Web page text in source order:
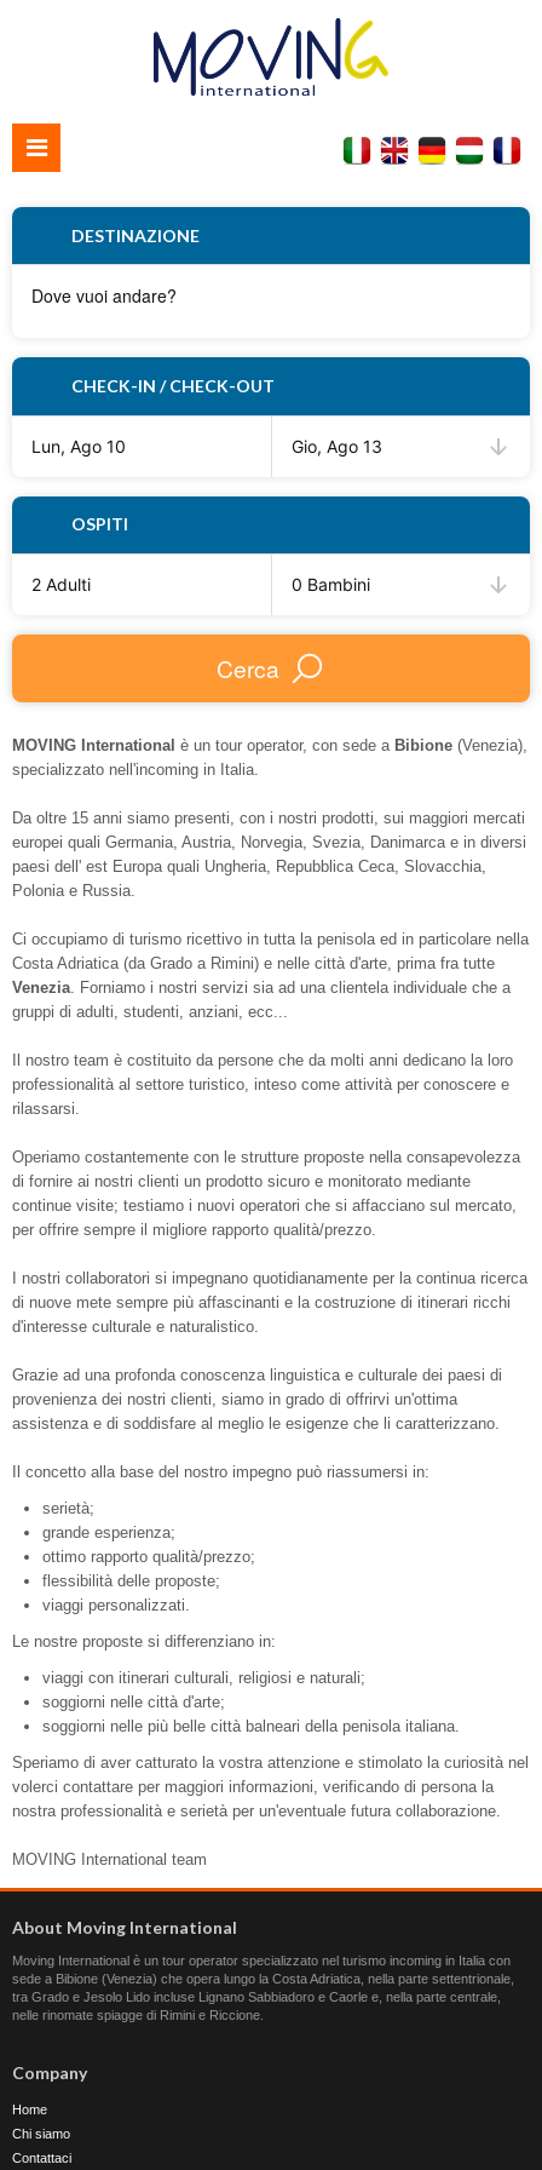
Contattaci
DESTINAZIONE
CHECK-IN / CHECK-OUT
Lun, Ago 10 Gio, Ago 13
OSPITI
2 Adulti 0 Bambini
Cerca
MOVING International è un tour operator, con sede a Bibione (Venezia),
specializzato nell'incoming in Italia.
Da oltre 15 anni siamo presenti, con i nostri prodotti, sui maggiori mercati
europei quali Germania, Austria, Norvegia, Svezia, Danimarca e in diversi
paesi dell' est Europa quali Ungheria, Repubblica Ceca, Slovacchia,
Polonia e Russia.
Ci occupiamo di turismo ricettivo in tutta la penisola ed in particolare nella
Costa Adriatica (da Grado a Rimini) e nelle città d'arte, prima fra tutte
Venezia . Forniamo i nostri servizi sia ad una clientela individuale che a
gruppi di adulti, studenti, anziani, ecc...
Il nostro team è costituito da persone che da molti anni dedicano la loro
professionalità al settore turistico, inteso come attività per conoscere e
rilassarsi.
Operiamo costantemente con le strutture proposte nella consapevolezza
di fornire ai nostri clienti un prodotto sicuro e monitorato mediante
continue visite; testiamo i nuovi operatori che si affacciano sul mercato,
per offrire sempre il migliore rapporto qualità/prezzo.
I nostri collaboratori si impegnano quotidianamente per la continua ricerca
di nuove mete sempre più affascinanti e la costruzione di itinerari ricchi
d'interesse culturale e naturalistico.
Grazie ad una profonda conoscenza linguistica e culturale dei paesi di
provenienza dei nostri clienti, siamo in grado di offrirvi un'ottima
assistenza e di soddisfare al meglio le esigenze che li caratterizzano.
Il concetto alla base del nostro impegno può riassumersi in:
serietà;
grande esperienza;
ottimo rapporto qualità/prezzo;
flessibilità delle proposte;
viaggi personalizzati.
Le nostre proposte si differenziano in:
viaggi con itinerari culturali, religiosi e naturali;
soggiorni nelle città d'arte;
soggiorni nelle più belle città balneari della penisola italiana.
Speriamo di aver catturato la vostra attenzione e stimolato la curiosità nel
volerci contattare per maggiori informazioni, verificando di persona la
nostra professionalità e serietà per un'eventuale futura collaborazione.
MOVING International team
About Moving International
Moving International è un tour operator specializzato nel turismo incoming in Italia con
sede a Bibione (Venezia) che opera lungo la Costa Adriatica, nella parte settentrionale,
tra Grado e Jesolo Lido incluse Lignano Sabbiadoro e Caorle e, nella parte centrale,
nelle rinomate spiagge di Rimini e Riccione.
Company
Home
Chi siamo
Contattaci